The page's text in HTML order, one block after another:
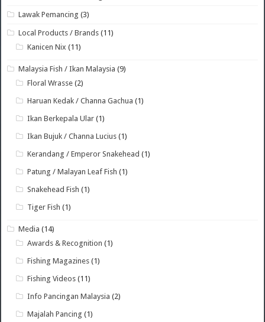
Lawak Pemancing (3)
Local Products / Brands (11)
Kanicen Nix (11)
Malaysia Fish / Ikan Malaysia (9)
Floral Wrasse (2)
Haruan Kedak / Channa Gachua (1)
Ikan Berkepala Ular (1)
Ikan Bujuk / Channa Lucius (1)
Kerandang / Emperor Snakehead (1)
Patung / Malayan Leaf Fish (1)
Snakehead Fish (1)
Tiger Fish (1)
Media (14)
Awards & Recognition (1)
Fishing Magazines (1)
Fishing Videos (11)
Info Pancingan Malaysia (2)
Majalah Pancing (1)